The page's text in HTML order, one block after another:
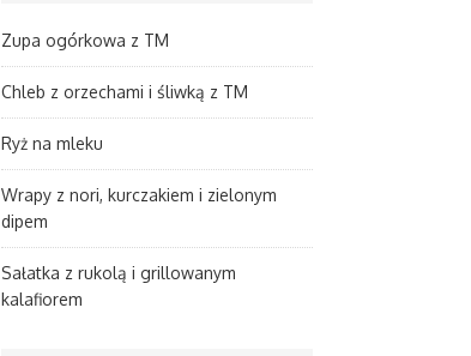
Zupa ogórkowa z TM
Chleb z orzechami i śliwką z TM
Ryż na mleku
Wrapy z nori, kurczakiem i zielonym
dipem
Sałatka z rukolą i grillowanym
kalafiorem